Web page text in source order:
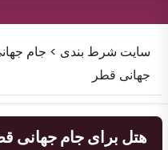
سایت شرط بندی > جام جهانی
جهانی قطر
هتل برای جام جهانی